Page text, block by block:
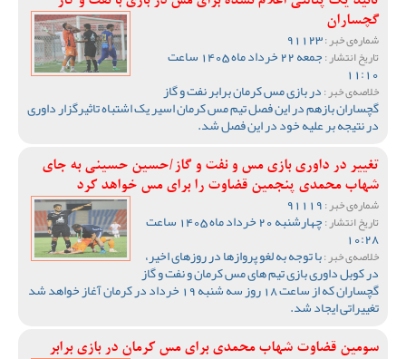
گچساران
شماره‌ی خبر :
تاریخ انتشار : جمعه 22 خرداد ماه 1405 ساعت
11:10
خلاصه‌ی خبر :در بازی مس کرمان برابر نفت و گاز
گچساران بازهم در این فصل تیم مس کرمان اسیر یک اشتباه تاثیرگزار داوری
در نتیجه بر علیه خود در این فصل شد.
تغییر در داوری بازی مس و نفت و گاز/حسین حسینی به جای
شهاب محمدی پنجمین قضاوت را برای مس خواهد کرد
شماره‌ی خبر :
تاریخ انتشار : چهارشنبه 20 خرداد ماه 1405 ساعت
10:28
خلاصه‌ی خبر :با توجه به لغو پروازها در روزهای اخیر،
در کوبل داوری بازی تیم های مس کرمان و نفت و گاز
گچساران که از ساعت 18 روز سه شنبه 19 خرداد در کرمان آغاز خواهد شد
تغییراتی ایجاد شد.
سومین قضاوت شهاب محمدی برای مس کرمان در بازی برابر